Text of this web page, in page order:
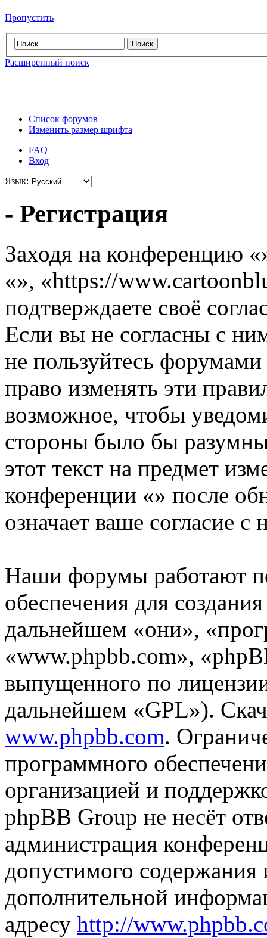
Пропустить
Расширенный поиск
Список форумов
Изменить размер шрифта
FAQ
Вход
Язык:
- Регистрация
Заходя на конференцию
«», «https://
подтверждаете своё
Если вы не согласны с
не пользуйтесь
право изменять эти
возможное, чтобы
стороны было бы
этот текст на предмет
конференции «» после
означает ваше согласие с
Наши форумы работают
обеспечения для
дальнейшем «они»,
«www.phpbb.com»,
выпущенного по
дальнейшем «GPL»).
www.phpbb.com.
программного
организацией и
phpBB Group не несёт
администрация
допустимого
дополнительной
адресу http://